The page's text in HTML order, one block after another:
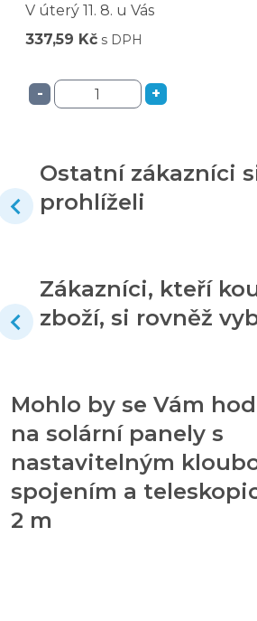
V úterý 11. 8. u Vás
337,59 Kč s DPH
- +
Ostatní zákazníci
prohlíželi
Zákazníci, kteří
zboží, si rovněž
Mohlo by se Vám
na solární panely s
nastavitelným
spojením a
2 m